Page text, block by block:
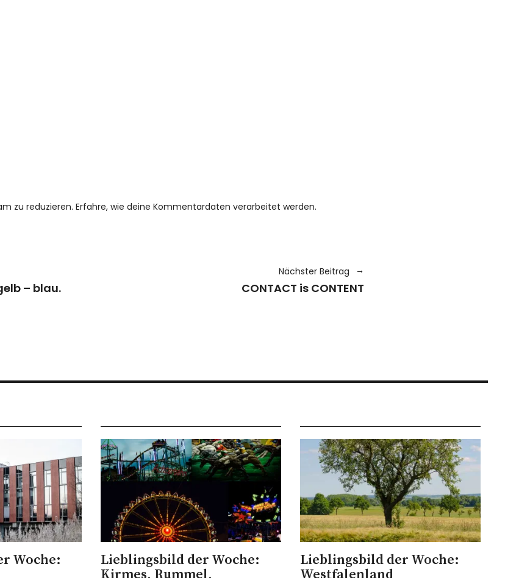
zu reduzieren.Erfahre, wie deine Kommentardaten verarbeitet werden.
– blau.
Nächster Beitrag
CONTACT is CONTENT
Woche:
Lieblingsbild der Woche:
Kirmes, Rummel,
Lieblingsbild der Woche:
Westfalenland